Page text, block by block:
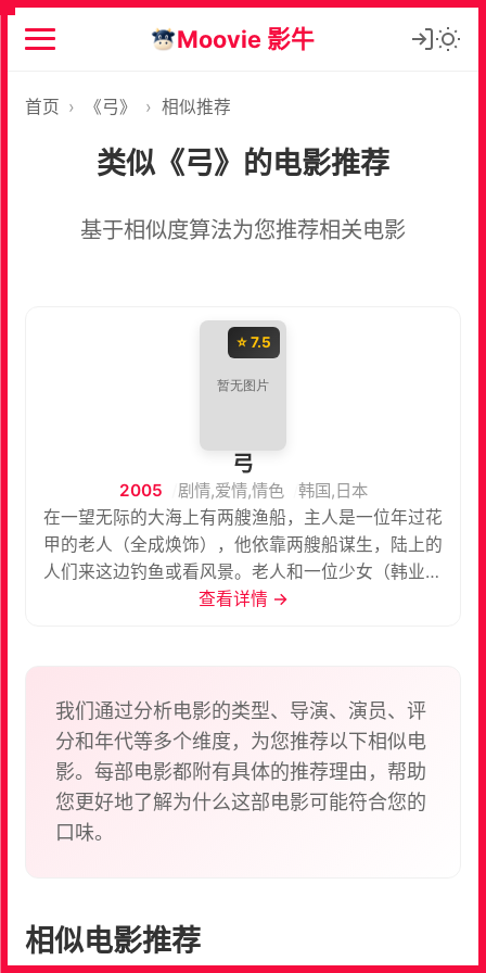
Moovie 影牛
首页 › 《弓》 › 相似推荐
类似《弓》的电影推荐
基于相似度算法为您推荐相关电影
⭐ 7.5
弓
2005 剧情,爱情,情色
韩国,日本
在一望无际的大海上有两艘渔船，主人是一位年过花
甲的老人（全成焕饰），他依靠两艘船谋生，陆上的
人们来这边钓鱼或看风景。老人和一位少女（韩业云
饰）一起生活，她是10年前老人在岸上捡到的，此后
亲一起来钓鱼的大学生（徐智锡饰）在船上为神秘的
少女所吸引。老人觉得事情不妙，每天监视少女并不
允许她靠近大学生，而16岁的少女也逐渐对外面的事
物产生好奇。大学生得知女孩儿将要和老人结婚，就
决定带上少女逃到陆地……
查看详情 →
我们通过分析电影的类型、导演、演员、评
分和年代等多个维度，为您推荐以下相似电
影。每部电影都附有具体的推荐理由，帮助
您更好地了解为什么这部电影可能符合您的
口味。
相似电影推荐